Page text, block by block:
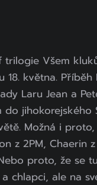
trilogie Všem
18. května.
Laru Jean a
do jihokorejského
Možná i
z 2PM, Chaerin
proto, že se
chlapci, ale na